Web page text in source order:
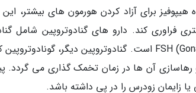
برای آزاد کردن هورمون های بیشتر،
کند. دارو های گنادوتروپین شامل
آن ها در زمان تخمک گذاری می گردد.
یا زایمان زودرس را در پی داشته باشد.